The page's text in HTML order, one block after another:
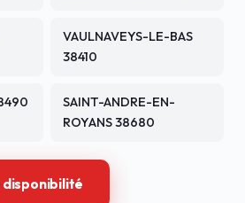
VAULNAVEYS-LE-BAS
38410
SAINT-ANDRE-EN-
ROYANS 38680